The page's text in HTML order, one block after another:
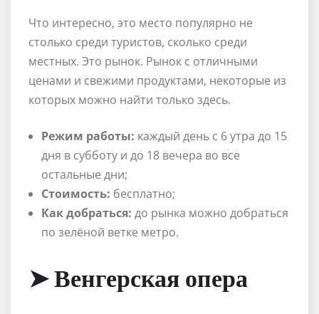
Что интересно, это место популярно не
столько среди туристов, сколько среди
местных. Это рынок. Рынок с отличными
ценами и свежими продуктами, некоторые из
которых можно найти только здесь.
Режим работы: каждый день с 6 утра до 15
дня в субботу и до 18 вечера во все
остальные дни;
Стоимость: бесплатно;
Как добраться: до рынка можно добраться
по зелёной ветке метро.
➤ Венгерская опера